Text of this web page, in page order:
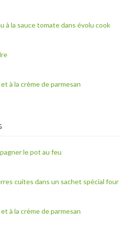
à la sauce tomate dans évolu cook
à la crème de parmesan
le pot au feu
cuites dans un sachet spécial four
à la crème de parmesan